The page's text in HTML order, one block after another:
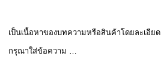
เป็นเนื้อหาของบทความหรือสินค้าโดยละเอียด
กรุณาใส่ข้อความ …